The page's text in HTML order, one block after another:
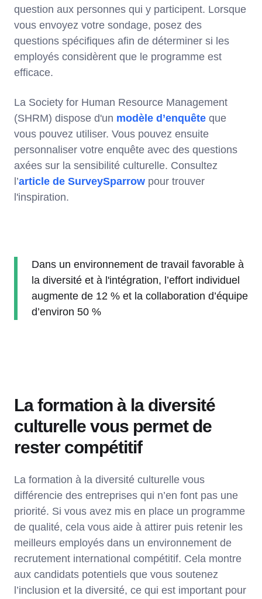
question aux personnes qui y participent. Lorsque
vous envoyez votre sondage, posez des
questions spécifiques afin de déterminer si les
employés considèrent que le programme est
efficace.
La Society for Human Resource Management
(SHRM) dispose d'un modèle d’enquête que
vous pouvez utiliser. Vous pouvez ensuite
personnaliser votre enquête avec des questions
axées sur la sensibilité culturelle. Consultez
l’article de SurveySparrow pour trouver
l'inspiration.
Dans un environnement de travail favorable à
la diversité et à l'intégration, l’effort individuel
augmente de 12 % et la collaboration d’équipe
d’environ 50 %
La formation à la diversité
culturelle vous permet de
rester compétitif
La formation à la diversité culturelle vous
différencie des entreprises qui n’en font pas une
priorité. Si vous avez mis en place un programme
de qualité, cela vous aide à attirer puis retenir les
meilleurs employés dans un environnement de
recrutement international compétitif. Cela montre
aux candidats potentiels que vous soutenez
l’inclusion et la diversité, ce qui est important pour